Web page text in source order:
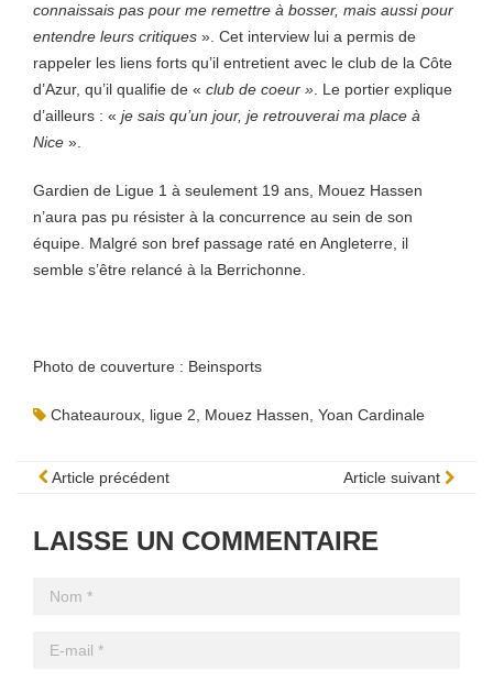
connaissais pas pour me remettre à bosser, mais aussi pour
entendre leurs critiques ». Cet interview lui a permis de
rappeler les liens forts qu’il entretient avec le club de la Côte
d’Azur, qu’il qualifie de « club de coeur » . Le portier explique
d’ailleurs : « je sais qu’un jour, je retrouverai ma place à
Nice ».
Gardien de Ligue 1 à seulement 19 ans, Mouez Hassen
n’aura pas pu résister à la concurrence au sein de son
équipe. Malgré son bref passage raté en Angleterre, il
semble s’être relancé à la Berrichonne.
Photo de couverture : Beinsports
Chateauroux ligue 2 Mouez Hassen Yoan Cardinale
Article précédent Article suivant
LAISSE UN COMMENTAIRE